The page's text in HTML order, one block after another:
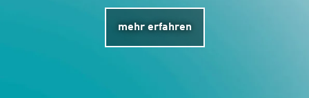
mehr erfahren